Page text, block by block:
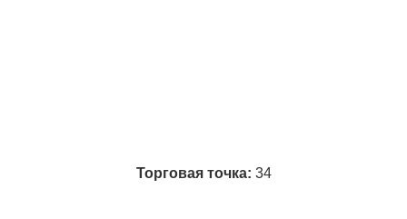
Торговая точка: 34